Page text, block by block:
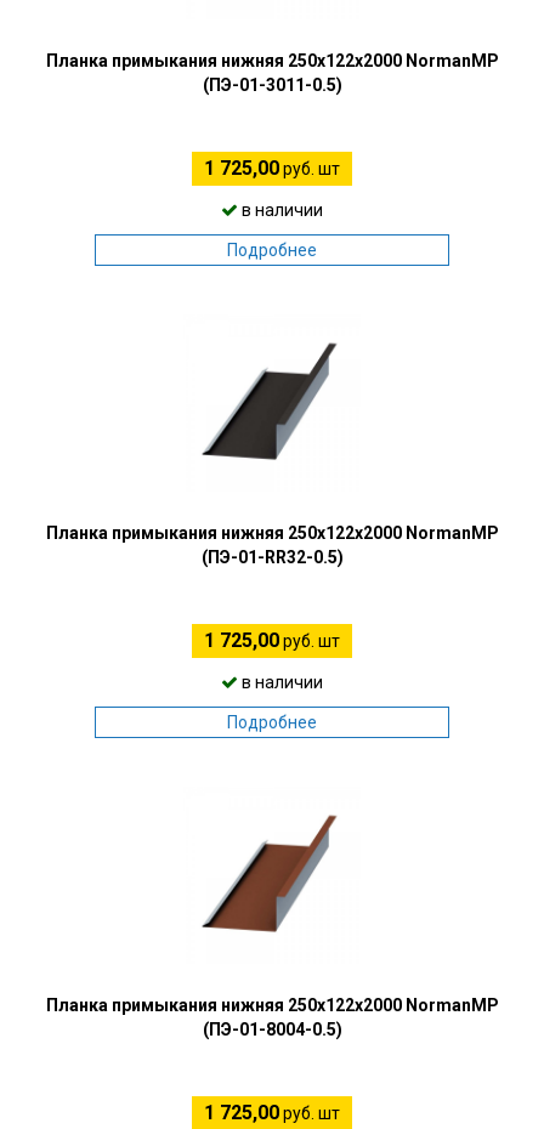
Планка примыкания нижняя 250х122х2000 NormanMP
(ПЭ-01-3011-0.5)
1 725,00руб. шт
в наличии
Подробнее
Планка примыкания нижняя 250х122х2000 NormanMP
(ПЭ-01-RR32-0.5)
1 725,00руб. шт
в наличии
Подробнее
Планка примыкания нижняя 250х122х2000 NormanMP
(ПЭ-01-8004-0.5)
1 725,00руб. шт